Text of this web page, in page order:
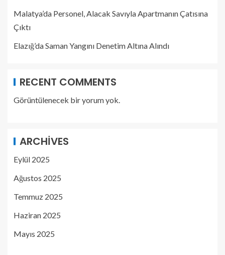
Malatya’da Personel, Alacak Savıyla Apartmanın Çatısına
Çıktı
Elazığ’da Saman Yangını Denetim Altına Alındı
RECENT COMMENTS
Görüntülenecek bir yorum yok.
ARCHIVES
Eylül 2025
Ağustos 2025
Temmuz 2025
Haziran 2025
Mayıs 2025